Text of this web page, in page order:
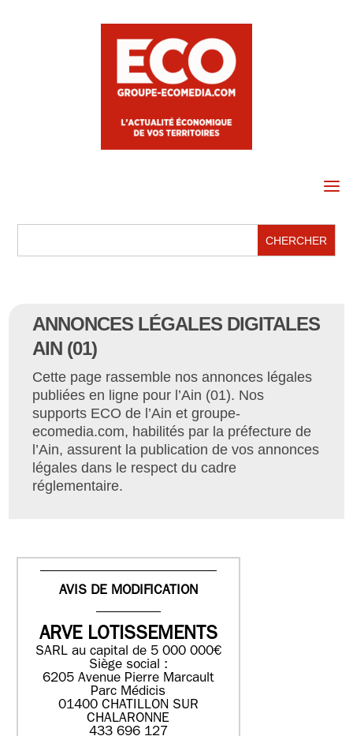
a
ANNONCES LÉGALES DIGITALES
AIN (01)
Cette page rassemble nos annonces légales
publiées en ligne pour l’Ain (01). Nos
supports ECO de l’Ain et groupe-
ecomedia.com, habilités par la préfecture de
l’Ain, assurent la publication de vos annonces
légales dans le respect du cadre
réglementaire.
AVIS DE MODIFICATION
ARVE LOTISSEMENTS
SARL au capital de 5 000 000€
Siège social :
6205 Avenue Pierre Marcault
Parc Médicis
01400 CHATILLON SUR
CHALARONNE
433 696 127